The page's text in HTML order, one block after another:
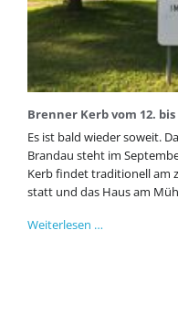
Brenner Kerb vom 12.
Es ist bald wieder soweit.
Brandau steht im
Kerb findet traditionell am
statt und das Haus am
Weiterlesen …Brenner